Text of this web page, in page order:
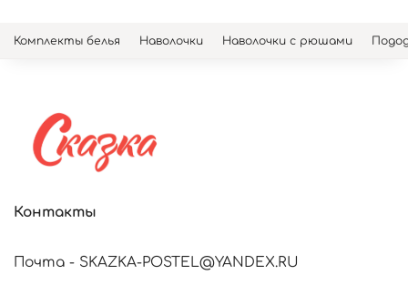
Комплекты белья Наволочки Наволочки с рюшами
Контакты
Почта - SKAZKA-POSTEL@YANDEX.RU